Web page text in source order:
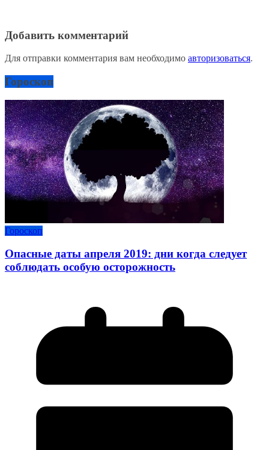
Добавить комментарий
Для отправки комментария вам необходимо авторизоваться.
Гороскоп
Гороскоп
Опасные даты апреля 2019: дни когда следует
соблюдать особую осторожность